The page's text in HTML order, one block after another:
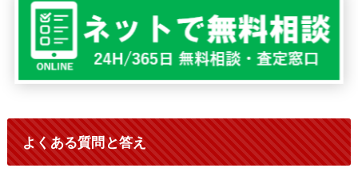
よくある質問と答え